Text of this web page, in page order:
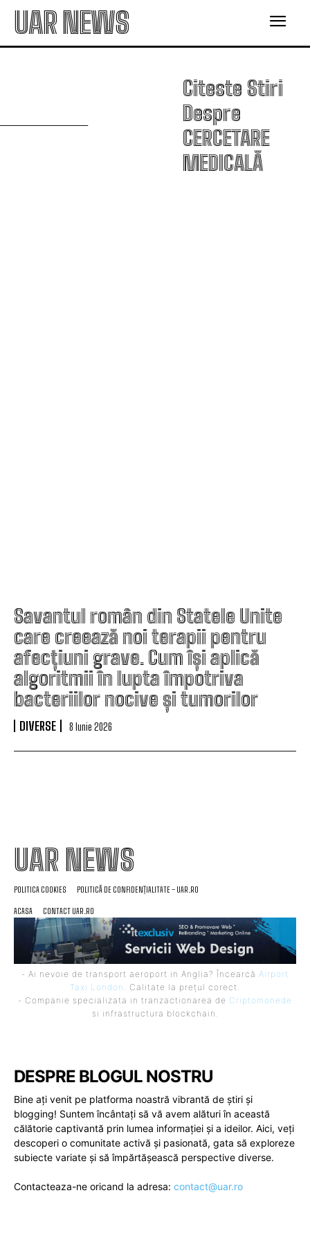
UAR NEWS
Citeste Stiri
Despre
CERCETARE
MEDICALĂ
C
Savantul român din Statele Unite
care creează noi terapii pentru
afecțiuni grave. Cum își aplică
algoritmii în lupta împotriva
bacteriilor nocive și tumorilor
DIVERSE 8 Iunie 2026
UAR NEWS
POLITICA COOKIES POLITICĂ DE CONFIDENȚIALITATE – UAR.RO
ACASA CONTACT UAR.RO
- Ai nevoie de transport aeroport in Anglia? Încearcă Airport
Taxi London . Calitate la prețul corect.
- Companie specializata in tranzactionarea de Criptomonede
si infrastructura blockchain.
DESPRE BLOGUL NOSTRU
Bine ați venit pe platforma noastră vibrantă de știri și
blogging! Suntem încântați să vă avem alături în această
călătorie captivantă prin lumea informației și a ideilor. Aici, veți
descoperi o comunitate activă și pasionată, gata să exploreze
subiecte variate și să împărtășească perspective diverse.
Contacteaza-ne oricand la adresa: contact@uar.ro